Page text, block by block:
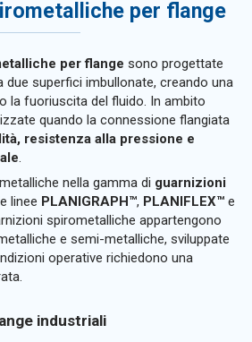
per flange
per flange sono progettate
due superfici imbullonate, creando una
la fuoriuscita del fluido. In ambito
quando la connessione flangiata
resistenza alla pressione e
.
nella gamma di guarnizioni
linee PLANIGRAPH™, PLANIFLEX™ e
spirometalliche appartengono
e semi-metalliche, sviluppate
operative richiedono una
industriali